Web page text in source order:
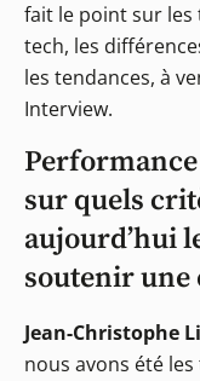
fait le point sur
tech, les
les tendances, à
Interview.
sur quels
aujourd’hui
soutenir une
Jean-Christophe
nous avons été